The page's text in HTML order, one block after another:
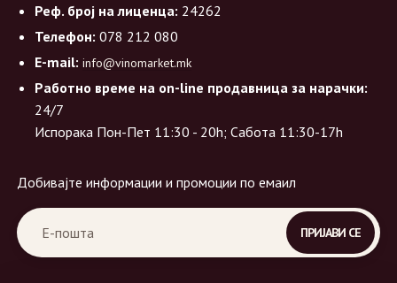
Реф. број на лиценца: 24262
Телефон: 078 212 080
E-mail: info@vinomarket.mk
Работно време на on-line продавница за нарачки:
24/7
Испорака Пон-Пет 11:30 - 20h; Сабота 11:30-17h
Добивајте информации и промоции по емаил